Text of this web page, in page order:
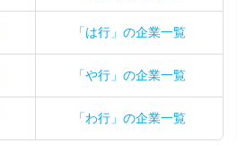
「は行」の企業一覧
「や行」の企業一覧
「わ行」の企業一覧